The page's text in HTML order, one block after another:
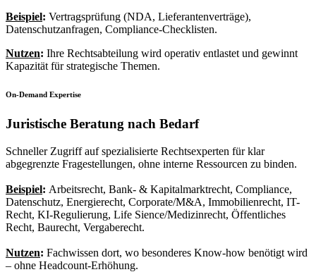
Beispiel: Vertragsprüfung (NDA, Lieferantenverträge),
Datenschutzanfragen, Compliance-Checklisten.
Nutzen: Ihre Rechtsabteilung wird operativ entlastet und gewinnt
Kapazität für strategische Themen.
On-Demand Expertise
Juristische Beratung nach Bedarf
Schneller Zugriff auf spezialisierte Rechtsexperten für klar
abgegrenzte Fragestellungen, ohne interne Ressourcen zu binden.
Beispiel: Arbeitsrecht, Bank- & Kapitalmarktrecht, Compliance,
Datenschutz, Energierecht, Corporate/M&A, Immobilienrecht, IT-
Recht, KI-Regulierung, Life Sience/Medizinrecht, Öffentliches
Recht, Baurecht, Vergaberecht.
Nutzen: Fachwissen dort, wo besonderes Know-how benötigt wird
– ohne Headcount-Erhöhung.